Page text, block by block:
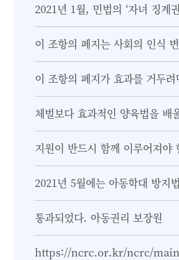
2021년 1월, 민법의 ‘자녀 징계
이 조항의 폐지는 사회의 인식
이 조항의 폐지가 효과를 거두
체벌보다 효과적인 양육법을 배
지원이 반드시 함께 이루어져야
2021년 5월에는 아동학대 방지
통과되었다. 아동권리 보장원
https://ncrc.or.kr/ncrc/